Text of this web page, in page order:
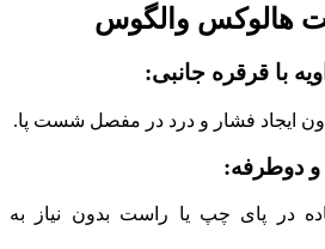
هالوکس والگوس
با قرقره جانبی:
ایجاد فشار و درد در مفصل شست پا.
دوطرفه:
در پای چپ یا راست بدون نیاز به